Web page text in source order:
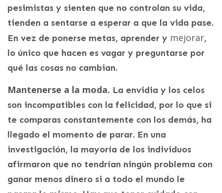
pesimistas y sienten que no controlan su vida,
tienden a sentarse a esperar a que la vida pase.
En vez de ponerse metas, aprender y mejorar,
lo único que hacen es vagar y preguntarse por
qué las cosas no cambian.
Mantenerse a la moda. La envidia y los celos
son incompatibles con la felicidad, por lo que si
te comparas constantemente con los demás, ha
llegado el momento de parar. En una
investigación, la mayoría de los individuos
afirmaron que no tendrían ningún problema con
ganar menos dinero si a todo el mundo le